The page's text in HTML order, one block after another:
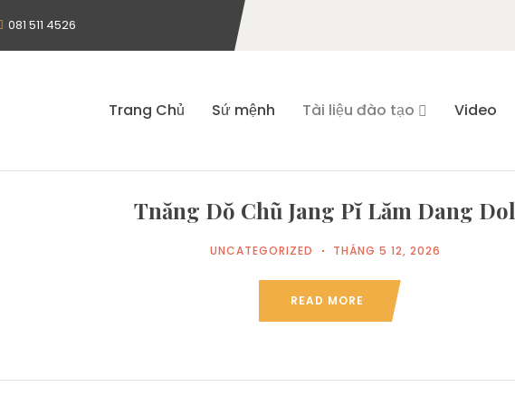
081 511 4526
Trang Chủ Sứ mệnh Tài liệu đào tạo Video
Tnăng Dŏ Chũ Jang Pĭ Lăm Dang Dol
UNCATEGORIZED THÁNG 5 12, 2026
READ MORE